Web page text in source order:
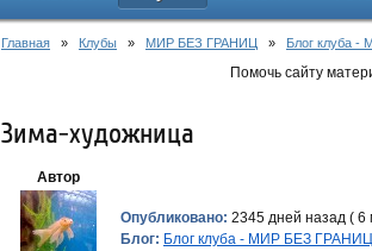
Главная » Клубы » МИР БЕЗ ГРАНИЦ » Блог клуба
Помочь сайту
Зима-художница
Автор
Опубликовано: 2345 дней назад ( 6
Блог: Блог клуба - МИР БЕЗ ГРАНИЦ